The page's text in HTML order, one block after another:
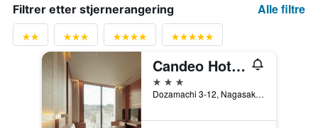
Filtrer etter stjernerangering Alle filtre
Candeo Hotels Nagasaki Shinchi Chinatown
3 stjerner
Dozamachi 3-12, Nagasaki, Japan